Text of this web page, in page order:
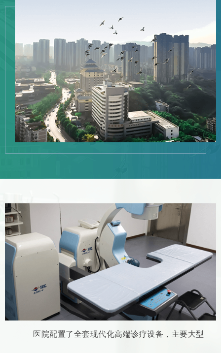
医院配置了全套现代化高端诊疗设备，主要大型